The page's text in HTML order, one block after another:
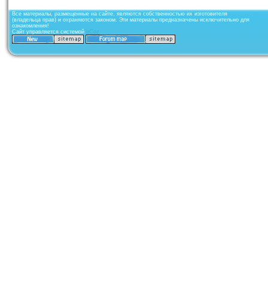
Все материалы, размещенные на сайте, являются собственностью их изготовителя
(владельца прав) и охраняются законом. Эти материалы предназначены исключительно для
ознакомления!
Сайт управляется системой